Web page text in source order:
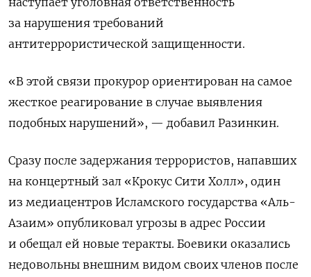
за нарушения требований
антитеррористической защищенности.
«В этой связи прокурор ориентирован на самое
жесткое реагирование в случае выявления
подобных нарушений», — добавил Разинкин.
Сразу после задержания террористов, напавших
на концертный зал «Крокус Сити Холл», один
из медиацентров Исламского государства «Аль-
Азаим» опубликовал угрозы в адрес России
и обещал ей новые теракты. Боевики оказались
недовольны внешним видом своих членов после